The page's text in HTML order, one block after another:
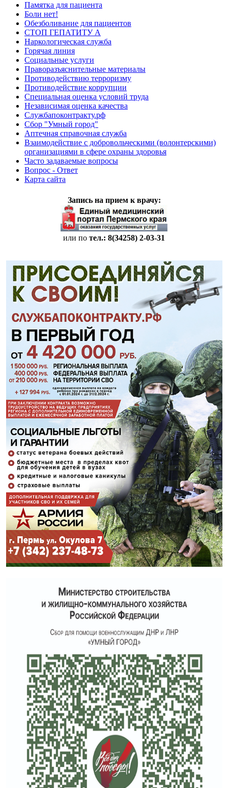
Памятка для пациента
Боли нет!
Обезболивание для пациентов
СТОП ГЕПАТИТУ А
Наркологическая служба
Горячая линия
Социальные услуги
Праворазъяснительные материалы
Противодействию терроризму
Противодействие коррупции
Специальная оценка условий труда
Независимая оценка качества
Службапоконтракту.рф
Сбор "Умный город"
Аптечная справочная служба
Взаимодействие с добровольческими (волонтерскими)
организациями в сфере охраны здоровья
Часто задаваемые вопросы
Вопрос - Ответ
Карта сайта
Запись на прием к врачу:
или по тел.: 8(34258) 2-03-31